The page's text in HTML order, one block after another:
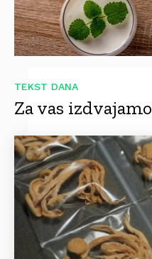
TEKST DANA
Za vas izdvajamo